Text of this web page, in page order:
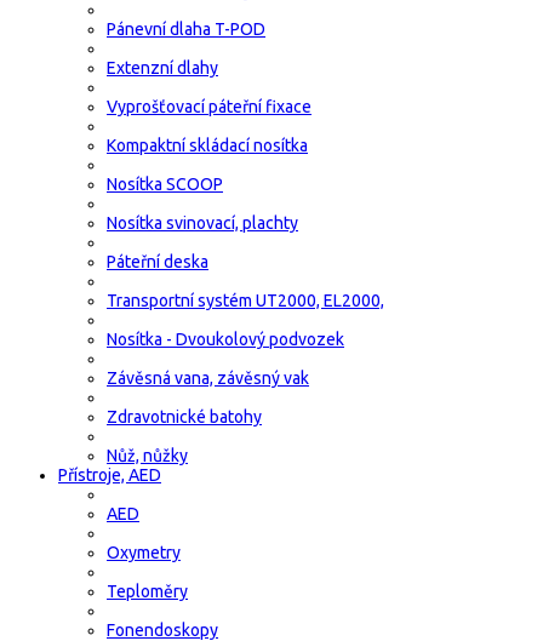
Pánevní dlaha T-POD
Extenzní dlahy
Vyprošťovací páteřní fixace
Kompaktní skládací nosítka
Nosítka SCOOP
Nosítka svinovací, plachty
Páteřní deska
Transportní systém UT2000, EL2000,
Nosítka - Dvoukolový podvozek
Závěsná vana, závěsný vak
Zdravotnické batohy
Nůž, nůžky
Přístroje, AED
AED
Oxymetry
Teploměry
Fonendoskopy